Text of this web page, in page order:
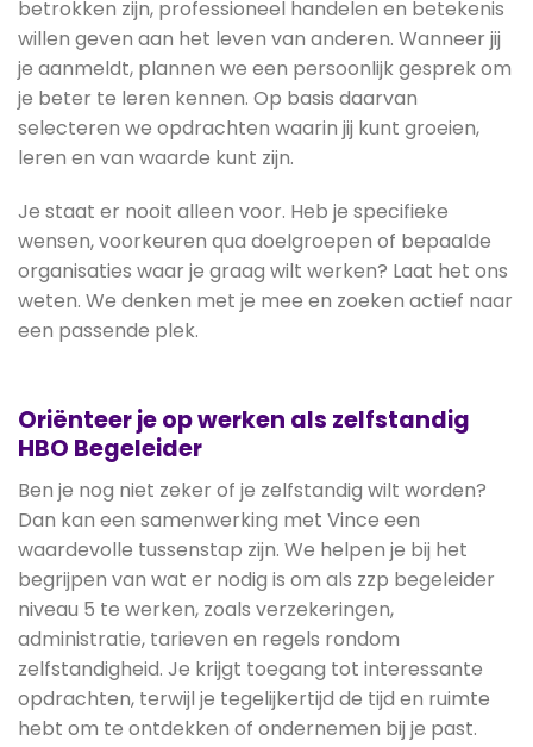
betrokken zijn, professioneel handelen en betekenis
willen geven aan het leven van anderen. Wanneer jij
je aanmeldt, plannen we een persoonlijk gesprek om
je beter te leren kennen. Op basis daarvan
selecteren we opdrachten waarin jij kunt groeien,
leren en van waarde kunt zijn.
Je staat er nooit alleen voor. Heb je specifieke
wensen, voorkeuren qua doelgroepen of bepaalde
organisaties waar je graag wilt werken? Laat het ons
weten. We denken met je mee en zoeken actief naar
een passende plek.
Oriënteer je op werken als zelfstandig
HBO Begeleider
Ben je nog niet zeker of je zelfstandig wilt worden?
Dan kan een samenwerking met Vince een
waardevolle tussenstap zijn. We helpen je bij het
begrijpen van wat er nodig is om als zzp begeleider
niveau 5 te werken, zoals verzekeringen,
administratie, tarieven en regels rondom
zelfstandigheid. Je krijgt toegang tot interessante
opdrachten, terwijl je tegelijkertijd de tijd en ruimte
hebt om te ontdekken of ondernemen bij je past.